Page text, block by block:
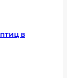
в